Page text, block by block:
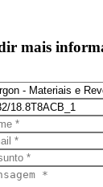
mais